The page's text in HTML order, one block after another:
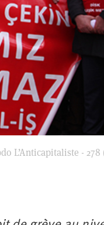
L’Anticapitaliste - 278